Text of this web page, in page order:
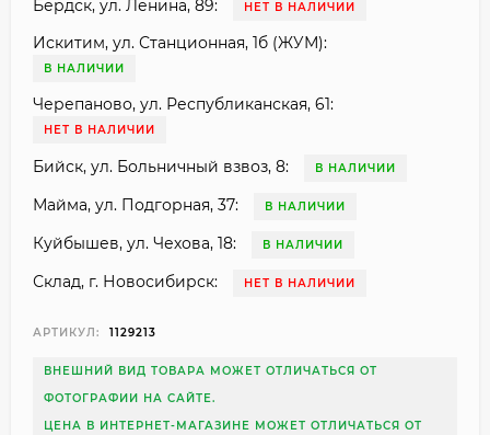
Бердск, ул. Ленина, 89: НЕТ В НАЛИЧИИ
Искитим, ул. Станционная, 1б (ЖУМ):
В НАЛИЧИИ
Черепаново, ул. Республиканская, 61:
НЕТ В НАЛИЧИИ
Бийск, ул. Больничный взвоз, 8: В НАЛИЧИИ
Майма, ул. Подгорная, 37: В НАЛИЧИИ
Куйбышев, ул. Чехова, 18: В НАЛИЧИИ
Склад, г. Новосибирск: НЕТ В НАЛИЧИИ
АРТИКУЛ: 1129213
ВНЕШНИЙ ВИД ТОВАРА МОЖЕТ ОТЛИЧАТЬСЯ ОТ
ФОТОГРАФИИ НА САЙТЕ.
ЦЕНА В ИНТЕРНЕТ-МАГАЗИНЕ МОЖЕТ ОТЛИЧАТЬСЯ ОТ